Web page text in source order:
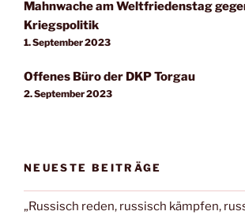
Mahnwache am Weltfriedenstag
Kriegspolitik
1. September 2023
Offenes Büro der DKP Torgau
2. September 2023
NEUESTE BEITRÄGE
„Russisch reden, russisch kämpfen,